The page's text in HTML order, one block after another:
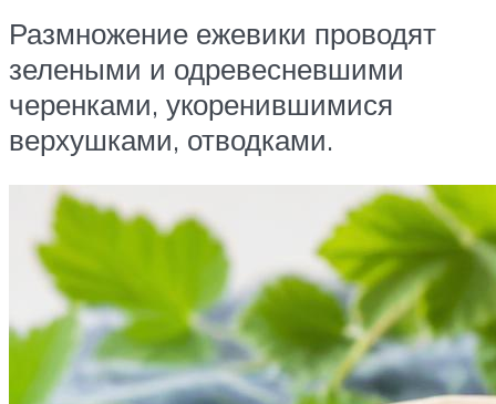
Размножение ежевики проводят
зелеными и одревесневшими
черенками, укоренившимися
верхушками, отводками.